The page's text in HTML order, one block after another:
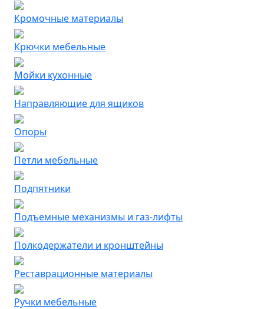
Кромочные материалы
Крючки мебельные
Мойки кухонные
Направляющие для ящиков
Опоры
Петли мебельные
Подпятники
Подъемные механизмы и газ-лифты
Полкодержатели и кронштейны
Реставрационные материалы
Ручки мебельные